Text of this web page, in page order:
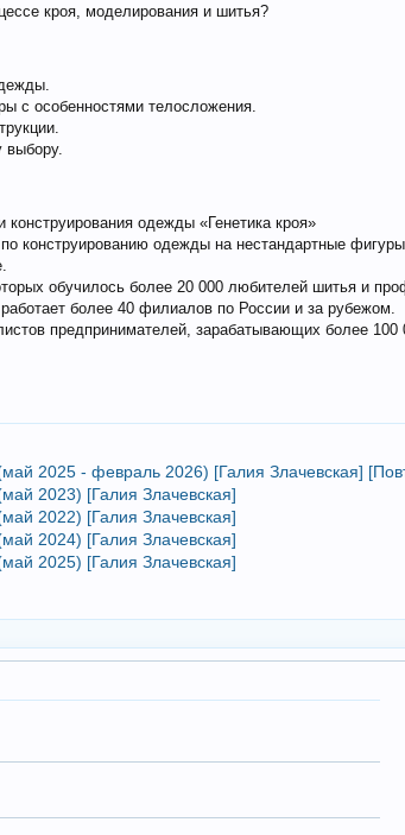
кроя, моделирования и шитья?
с особенностями телосложения.
конструирования одежды «Генетика кроя»
конструированию одежды на нестандартные
обучилось более 20 000 любителей шитья и
более 40 филиалов по России и за рубежом.
предпринимателей, зарабатывающих более 100
2025 - февраль 2026) [Галия Злачевская]
2023) [Галия Злачевская]
2022) [Галия Злачевская]
2024) [Галия Злачевская]
2025) [Галия Злачевская]